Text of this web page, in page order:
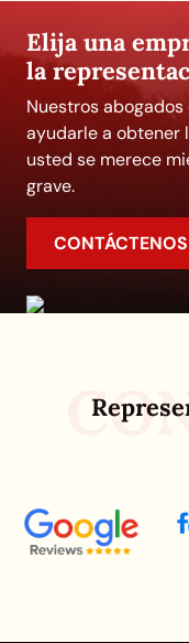
Elija una
la
Nuestros
ayudarle a obtener
usted se merece
grave.